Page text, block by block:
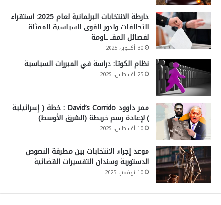
خارطة الانتخابات البرلمانية لعام 2025: استقراء
للتحالفات ولدور القوى السياسية الممثلة
لفصائل المقـ ـاومة
30 أكتوبر، 2025
نظام الكوتا: دراسة في المبررات السياسية
25 أغسطس، 2025
ممر داوود David’s Corrido : خطة ( إسرائيلية
) لإعادة رسم خريطة (الشرق الأوسط)
10 أغسطس، 2025
موعد إجراء الانتخابات بين مطرقة النصوص
الدستورية وسندان التفسيرات القضائية
10 نوفمبر، 2025